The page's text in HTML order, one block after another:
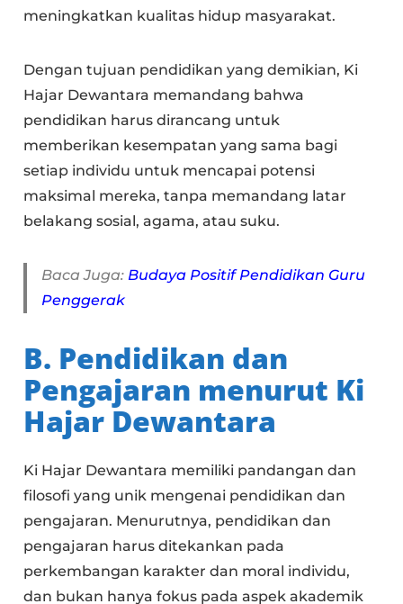
meningkatkan kualitas hidup masyarakat.
Dengan tujuan pendidikan yang demikian, Ki
Hajar Dewantara memandang bahwa
pendidikan harus dirancang untuk
memberikan kesempatan yang sama bagi
setiap individu untuk mencapai potensi
maksimal mereka, tanpa memandang latar
belakang sosial, agama, atau suku.
Baca Juga: Budaya Positif Pendidikan Guru
Penggerak
B. Pendidikan dan
Pengajaran menurut Ki
Hajar Dewantara
Ki Hajar Dewantara memiliki pandangan dan
filosofi yang unik mengenai pendidikan dan
pengajaran. Menurutnya, pendidikan dan
pengajaran harus ditekankan pada
perkembangan karakter dan moral individu,
dan bukan hanya fokus pada aspek akademik